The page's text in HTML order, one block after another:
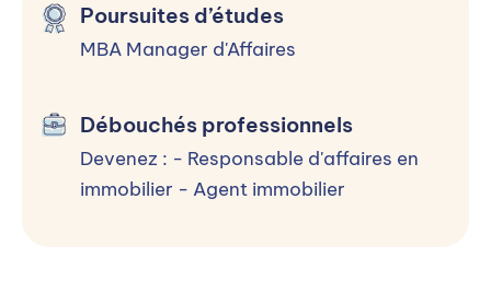
Poursuites d’études
MBA Manager d'Affaires
Débouchés professionnels
Devenez : - Responsable d'affaires en
immobilier - Agent immobilier
Comptabilité de l’immeuble
Pratique professionnelle en entreprise
Niveaux d’entrée et conditions